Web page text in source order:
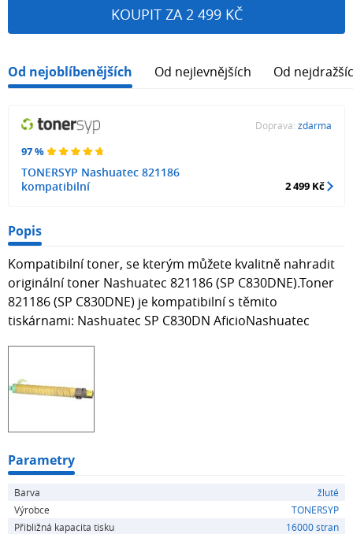
KOUPIT ZA 2 499 KČ
Od nejoblíbenějších Od nejlevnějších Od
97 %
TONERSYP Nashuatec 821186
kompatibilní
Doprava: zdarma
2 499 Kč
Popis
Kompatibilní toner, se kterým můžete kvalitně nahradit
originální toner Nashuatec 821186 (SP C830DNE).Toner
821186 (SP C830DNE) je kompatibilní s těmito
tiskárnami: Nashuatec SP C830DN AficioNashuatec
Parametry
Barva
žluté
Výrobce
TONERSYP
Přibližná kapacita tisku
16000 stran